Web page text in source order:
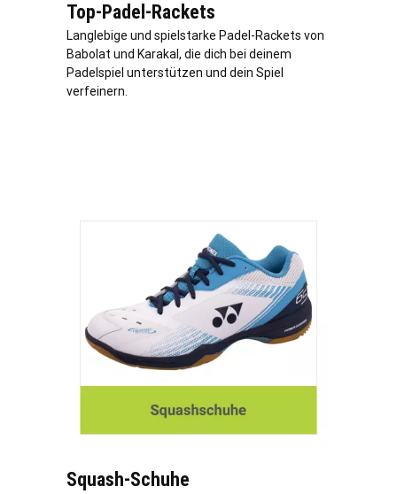
Top-Padel-Rackets
Langlebige und spielstarke Padel-Rackets von
Babolat und Karakal, die dich bei deinem
Padelspiel unterstützen und dein Spiel
verfeinern.
Squash-Schuhe